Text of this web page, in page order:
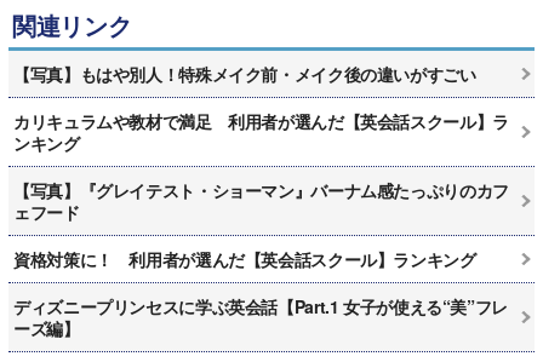
関連リンク
【写真】もはや別人！特殊メイク前・メイク後の違いがすごい
カリキュラムや教材で満足 利用者が選んだ【英会話スクール】ラ
ンキング
【写真】『グレイテスト・ショーマン』バーナム感たっぷりのカフ
ェフード
資格対策に！ 利用者が選んだ【英会話スクール】ランキング
ディズニープリンセスに学ぶ英会話【Part.1 女子が使える“美”フレ
ーズ編】